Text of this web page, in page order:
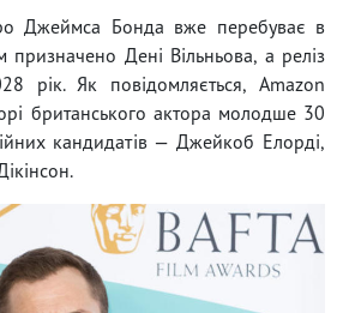
Джеймса Бонда вже перебуває в
призначено Дені Вільньова, а реліз
рік. Як повідомляється, Amazon
британського актора молодше 30
кандидатів — Джейкоб Елорді,